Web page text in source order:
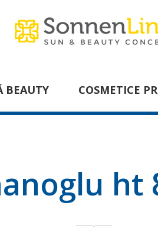
BEAUTY COSMETICE
ht